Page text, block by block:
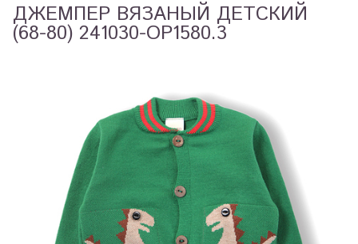
ДЖЕМПЕР ВЯЗАНЫЙ ДЕТСКИЙ
(68-80) 241030-OP1580.3